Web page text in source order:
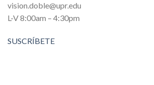
vision.doble@upr.edu
L-V 8:00am – 4:30pm
SUSCRÍBETE